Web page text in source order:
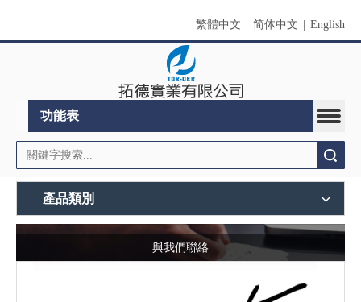
繁體中文 简体中文 English
功能表
產品類別
與我們聯絡